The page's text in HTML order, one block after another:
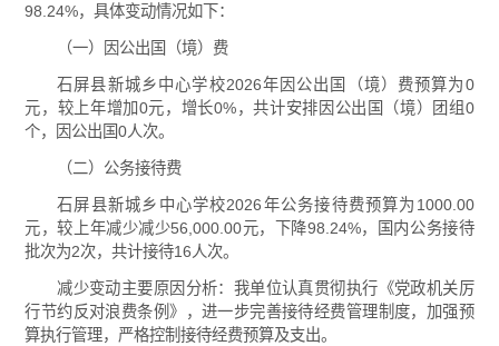
98.24%，具体变动情况如下：
（一）因公出国（境）费
石屏县新城乡中心学校2026年因公出国（境）费预算为0
元，较上年增加0元，增长0%，共计安排因公出国（境）团组0
个，因公出国0人次。
（二）公务接待费
石屏县新城乡中心学校2026年公务接待费预算为1000.00
元，较上年减少减少56,000.00元，下降98.24%，国内公务接待
批次为2次，共计接待16人次。
减少变动主要原因分析：我单位认真贯彻执行《党政机关厉
行节约反对浪费条例》，进一步完善接待经费管理制度，加强预
算执行管理，严格控制接待经费预算及支出。